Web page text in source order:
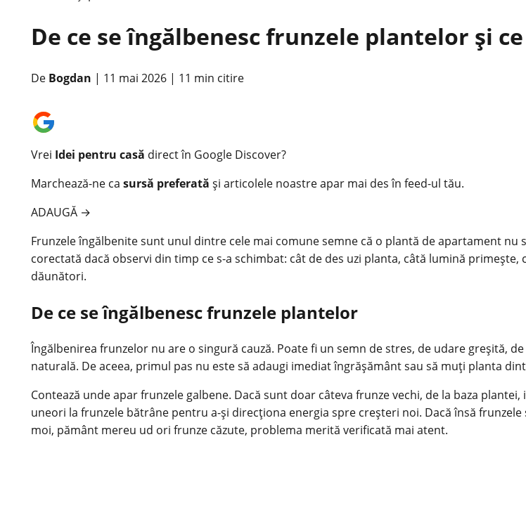
De ce se îngălbenesc frunzele plantelor și
De Bogdan | 11 mai 2026 | 11 min citire
Vrei Idei pentru casă direct în Google Discover?
Marchează-ne ca sursă preferată și articolele noastre apar mai des în feed-ul tău.
ADAUGĂ →
Frunzele îngălbenite sunt unul dintre cele mai comune semne că o plantă de apartament nu
corectată dacă observi din timp ce s-a schimbat: cât de des uzi planta, câtă lumină
dăunători.
De ce se îngălbenesc frunzele plantelor
Îngălbenirea frunzelor nu are o singură cauză. Poate fi un semn de stres, de udare greșită,
naturală. De aceea, primul pas nu este să adaugi imediat îngrășământ sau să muți planta
Contează unde apar frunzele galbene. Dacă sunt doar câteva frunze vechi, de la baza
uneori la frunzele bătrâne pentru a-și direcționa energia spre creșteri noi. Dacă însă
moi, pământ mereu ud ori frunze căzute, problema merită verificată mai atent.